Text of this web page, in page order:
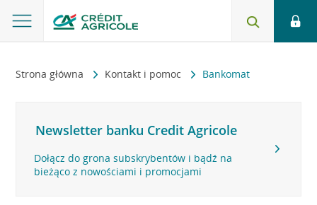
Strona główna Kontakt i pomoc Bankomat
Newsletter banku Credit Agricole
Dołącz do grona subskrybentów i bądź na
bieżąco z nowościami i promocjami